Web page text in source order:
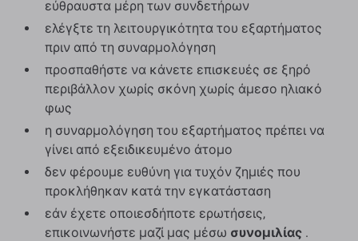
εύθραυστα μέρη των συνδετήρων
ελέγξτε τη λειτουργικότητα του εξαρτήματος
πριν από τη συναρμολόγηση
προσπαθήστε να κάνετε επισκευές σε ξηρό
περιβάλλον χωρίς σκόνη χωρίς άμεσο ηλιακό
φως
η συναρμολόγηση του εξαρτήματος πρέπει να
γίνει από εξειδικευμένο άτομο
δεν φέρουμε ευθύνη για τυχόν ζημιές που
προκλήθηκαν κατά την εγκατάσταση
εάν έχετε οποιεσδήποτε ερωτήσεις,
επικοινωνήστε μαζί μας μέσω συνομιλίας .